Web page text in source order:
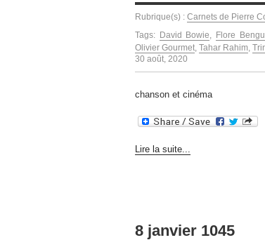
Rubrique(s) : Carnets de Pierre
Tags: David Bowie, Flore
Olivier Gourmet, Tahar Rahim,
30 août, 2020
chanson et cinéma
Lire la suite...
8 janvier 1045